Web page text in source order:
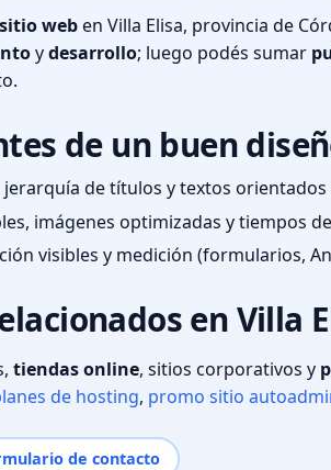
sitio weben Villa Elisa, provincia de
ydesarrollo; luego podés sumar
de un buen
de títulos y textos
imágenes optimizadas y tiempos
visibles y medición (formularios,
en Villa
tiendas online, sitios corporativos y
de hosting, promo sitio
de contacto